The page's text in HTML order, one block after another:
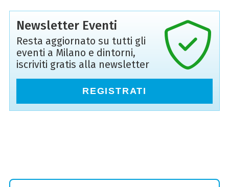
Newsletter Eventi
Resta aggiornato su tutti gli
eventi a Milano e dintorni,
iscriviti gratis alla newsletter
REGISTRATI